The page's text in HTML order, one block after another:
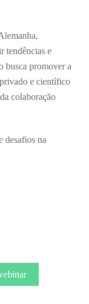
tendências e
busca promover a
e científico
colaboração